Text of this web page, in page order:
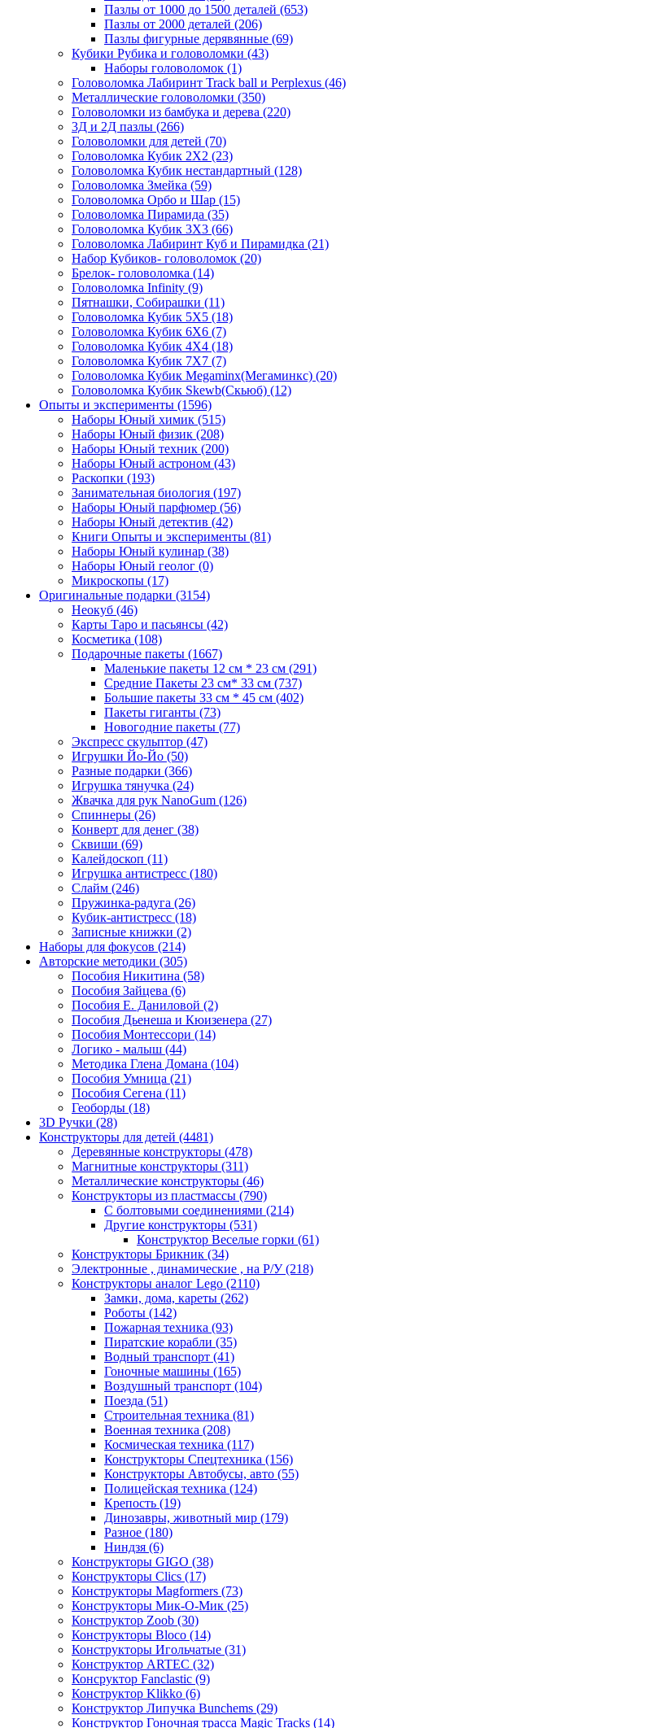
Пазлы от 1000 до 1500 деталей (653)
Пазлы от 2000 деталей (206)
Пазлы фигурные дерявянные (69)
Кубики Рубика и головоломки (43)
Наборы головоломок (1)
Головоломка Лабиринт Track ball и Perplexus (46)
Металлические головоломки (350)
Головоломки из бамбука и дерева (220)
3Д и 2Д пазлы (266)
Головоломки для детей (70)
Головоломка Кубик 2Х2 (23)
Головоломка Кубик нестандартный (128)
Головоломка Змейка (59)
Головоломка Орбо и Шар (15)
Головоломка Пирамида (35)
Головоломка Кубик 3Х3 (66)
Головоломка Лабиринт Куб и Пирамидка (21)
Набор Кубиков- головоломок (20)
Брелок- головоломка (14)
Головоломка Infinity (9)
Пятнашки, Собирашки (11)
Головоломка Кубик 5Х5 (18)
Головоломка Кубик 6Х6 (7)
Головоломка Кубик 4Х4 (18)
Головоломка Кубик 7Х7 (7)
Головоломка Кубик Megaminx(Мегаминкс) (20)
Головоломка Кубик Skewb(Скьюб) (12)
Опыты и эксперименты (1596)
Наборы Юный химик (515)
Наборы Юный физик (208)
Наборы Юный техник (200)
Наборы Юный астроном (43)
Раскопки (193)
Занимательная биология (197)
Наборы Юный парфюмер (56)
Наборы Юный детектив (42)
Книги Опыты и эксперименты (81)
Наборы Юный кулинар (38)
Наборы Юный геолог (0)
Микроскопы (17)
Оригинальные подарки (3154)
Неокуб (46)
Карты Таро и пасьянсы (42)
Косметика (108)
Подарочные пакеты (1667)
Маленькие пакеты 12 см * 23 см (291)
Средние Пакеты 23 см* 33 см (737)
Большие пакеты 33 см * 45 см (402)
Пакеты гиганты (73)
Новогодние пакеты (77)
Экспресс скульптор (47)
Игрушки Йо-Йо (50)
Разные подарки (366)
Игрушка тянучка (24)
Жвачка для рук NanoGum (126)
Спиннеры (26)
Конверт для денег (38)
Сквиши (69)
Калейдоскоп (11)
Игрушка антистресс (180)
Слайм (246)
Пружинка-радуга (26)
Кубик-антистресс (18)
Записные книжки (2)
Наборы для фокусов (214)
Авторские методики (305)
Пособия Никитина (58)
Пособия Зайцева (6)
Пособия Е. Даниловой (2)
Пособия Дьенеша и Кюизенера (27)
Пособия Монтессори (14)
Логико - малыш (44)
Методика Глена Домана (104)
Пособия Умница (21)
Пособия Сегена (11)
Геоборды (18)
3D Ручки (28)
Конструкторы для детей (4481)
Деревянные конструкторы (478)
Магнитные конструкторы (311)
Металлические конструкторы (46)
Конструкторы из пластмассы (790)
С болтовыми соединениями (214)
Другие конструкторы (531)
Конструктор Веселые горки (61)
Конструкторы Брикник (34)
Электронные , динамические , на Р/У(218)
Конструкторы аналог Lego (2110)
Замки, дома, кареты (262)
Роботы (142)
Пожарная техника (93)
Пиратские корабли (35)
Водный транспорт (41)
Гоночные машины (165)
Воздушный транспорт (104)
Поезда (51)
Строительная техника (81)
Военная техника (208)
Космическая техника (117)
Конструкторы Спецтехника (156)
Конструкторы Автобусы, авто (55)
Полицейская техника (124)
Крепость (19)
Динозавры, животный мир (179)
Разное (180)
Ниндзя (6)
Конструкторы GIGO (38)
Конструкторы Clics (17)
Конструкторы Magformers (73)
Конструкторы Мик-О-Мик (25)
Конструктор Zoob (30)
Конструкторы Bloco (14)
Конструкторы Игольчатые (31)
Конструктор ARTEC (32)
Консруктор Fanclastic (9)
Конструктор Klikko (6)
Конструктор Липучка Bunchems (29)
Конструктор Гоночная трасса Magic Tracks (14)